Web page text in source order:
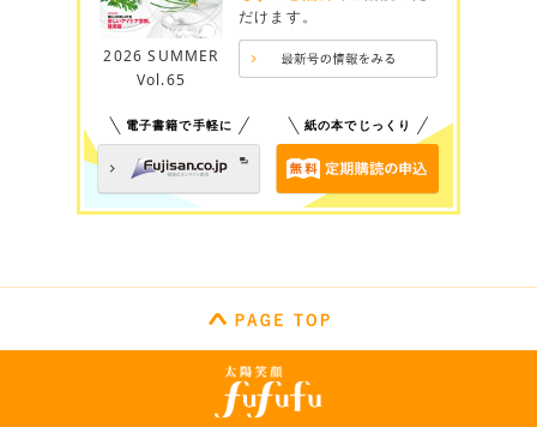
2026 SUMMER
Vol.65
だけます。
電子書籍で手軽に 紙の本でじっくり